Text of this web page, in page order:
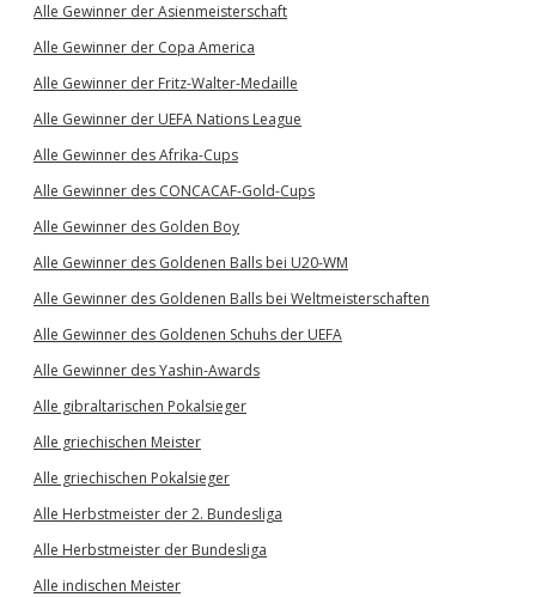
Alle Gewinner der Asienmeisterschaft
Alle Gewinner der Copa America
Alle Gewinner der Fritz-Walter-Medaille
Alle Gewinner der UEFA Nations League
Alle Gewinner des Afrika-Cups
Alle Gewinner des CONCACAF-Gold-Cups
Alle Gewinner des Golden Boy
Alle Gewinner des Goldenen Balls bei U20-WM
Alle Gewinner des Goldenen Balls bei Weltmeisterschaften
Alle Gewinner des Goldenen Schuhs der UEFA
Alle Gewinner des Yashin-Awards
Alle gibraltarischen Pokalsieger
Alle griechischen Meister
Alle griechischen Pokalsieger
Alle Herbstmeister der 2. Bundesliga
Alle Herbstmeister der Bundesliga
Alle indischen Meister